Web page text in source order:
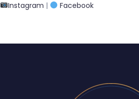
Instagram | Facebook